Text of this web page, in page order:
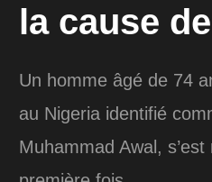
la cause
Un homme âgé de 74
au Nigeria identifié
Muhammad Awal,